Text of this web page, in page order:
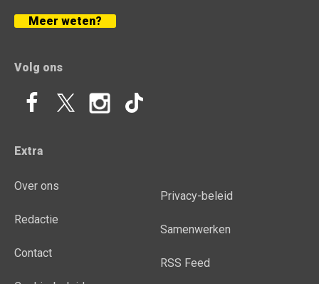
Meer weten?
Volg ons
Extra
Over ons
Redactie
Contact
Privacy-beleid
Samenwerken
RSS Feed